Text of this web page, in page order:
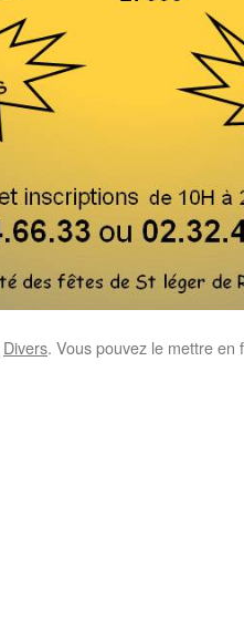
Divers. Vous pouvez le mettre